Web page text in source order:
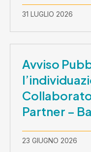
31 LUGLIO 2026
Avviso
Partner –
Lombardia
– CUP
23 GIUGNO 2026